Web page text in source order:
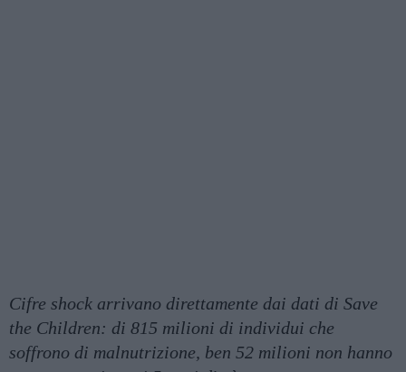
Cifre shock arrivano direttamente dai dati di Save
the Children: di 815 milioni di individui che
soffrono di malnutrizione, ben 52 milioni non hanno